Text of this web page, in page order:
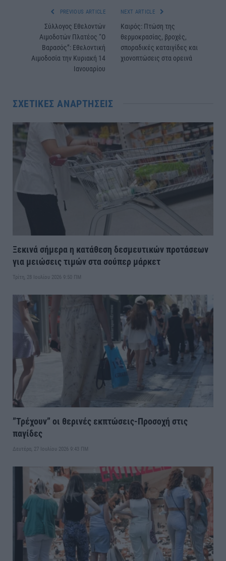
PREVIOUS ARTICLE
Σύλλογος Εθελοντών
Αιμοδοτών Πλατέος “Ο
Βαρασός”: Εθελοντική
Αιμοδοσία την Κυριακή 14
Ιανουαρίου
NEXT ARTICLE
Καιρός: Πτώση της
θερμοκρασίας, βροχές,
σποραδικές καταιγίδες και
χιονοπτώσεις στα ορεινά
ΣΧΕΤΙΚΈΣ ΑΝΑΡΤΉΣΕΙΣ
Ξεκινά σήμερα η κατάθεση δεσμευτικών προτάσεων
για μειώσεις τιμών στα σούπερ μάρκετ
Τρίτη, 28 Ιουλίου 2026 9:50 ΠΜ
”Τρέχουν” οι θερινές εκπτώσεις-Προσοχή στις
παγίδες
Δευτέρα, 27 Ιουλίου 2026 9:43 ΠΜ